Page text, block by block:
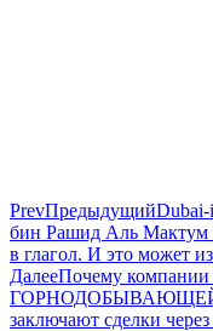
PrevПредыдущий
бин Рашид Аль Мактум
в глагол. И это может
ДалееПочему
заключают сделки